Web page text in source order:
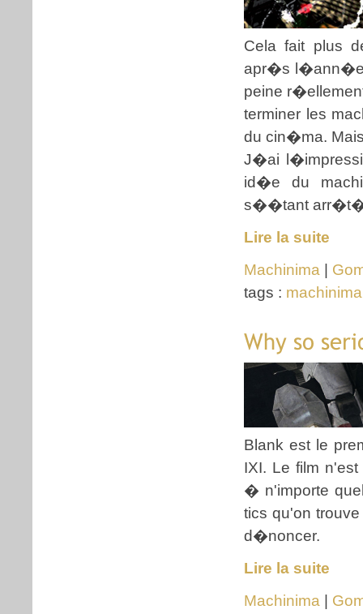
Cela fait plus
apr�s l�ann�e
peine
terminer les
du cin�ma.
J�ai
id�e du
s��tant arr�t�
Lire la suite
Machinima
tags : machinima
Why so
Blank est le
IXI. Le film
� n'importe
tics qu'on
d�noncer.
Lire la suite
Machinima